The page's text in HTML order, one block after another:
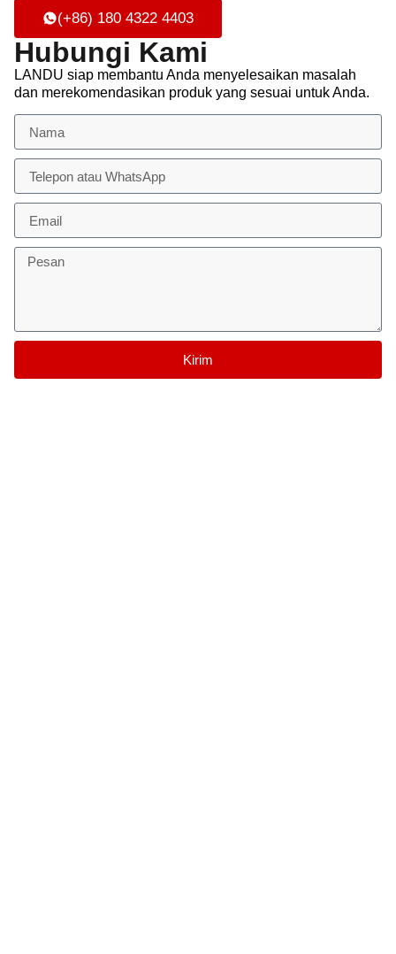
(+86) 180 4322 4403
Hubungi Kami
LANDU siap membantu Anda menyelesaikan masalah
dan merekomendasikan produk yang sesuai untuk Anda.
Kirim